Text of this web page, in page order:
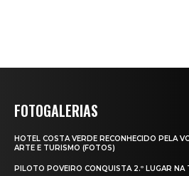
FOTOGALERIAS
HOTEL COSTA VERDE RECONHECIDO PELA
ARTE E TURISMO (FOTOS)
PILOTO POVEIRO CONQUISTA 2.º LUGAR NA